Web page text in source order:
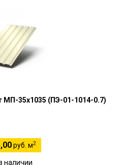
МП-35х1035 (ПЭ-01-1014-0.7)
руб. м2
наличии